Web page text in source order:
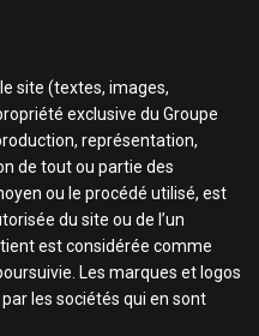
site (textes, images,
exclusive du Groupe
représentation,
de tout ou partie des
ou le procédé utilisé, est
du site ou de l’un
est considérée comme
Les marques et logos
les sociétés qui en sont